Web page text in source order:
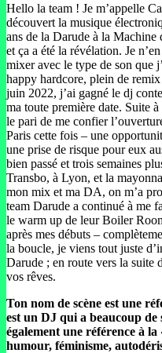
Hello la team ! Je m’appelle
découvert la musique
ans de la Darude à la
et ça a été la révélation. Je
mixer avec le type de son que
happy hardcore, plein de
juin 2022, j’ai gagné le dj
ma toute première date. Suite
le pari de me confier
Paris cette fois – une
une prise de risque pour eux
bien passé et trois semaines
Transbo, à Lyon, et la
mon mix et ma DA, on m’a
team Darude a continué à me
le warm up de leur Boiler
après mes débuts –
la boucle, je viens tout juste
Darude ; en route vers la suite
vos rêves.
Ton nom de scène est une
est un DJ qui a beaucoup de
également une référence à
humour, féminisme,